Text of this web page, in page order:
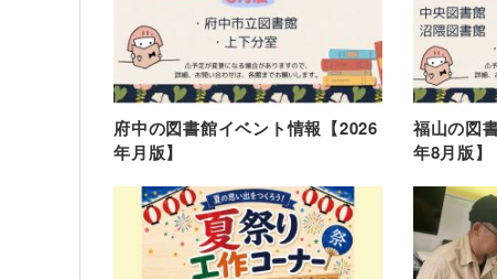
府中の図書館イベント情報【2026
年月版】
福山の図
年8月版】